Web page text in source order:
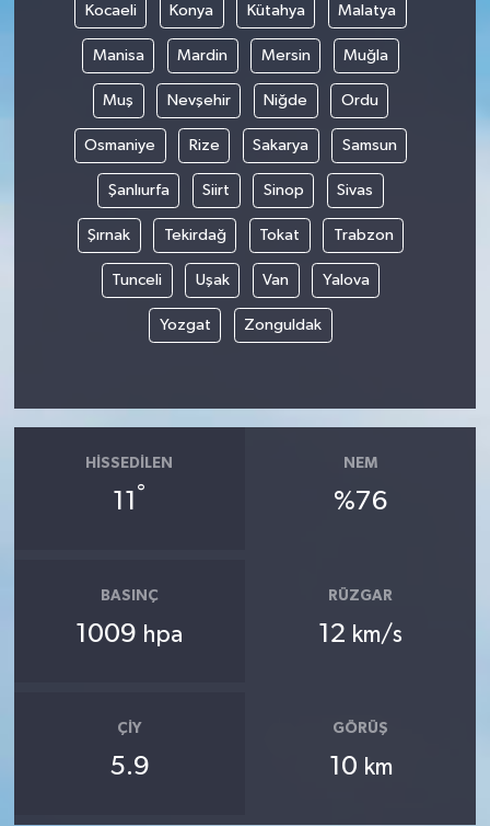
Kocaeli Konya Kütahya Malatya
Manisa Mardin Mersin Muğla
Muş Nevşehir Niğde Ordu
Osmaniye Rize Sakarya Samsun
Şanlıurfa Siirt Sinop Sivas
Şırnak Tekirdağ Tokat Trabzon
Tunceli Uşak Van Yalova
Yozgat Zonguldak
HISSEDILEN
11 °
NEM
%76
BASINÇ
1009 hpa
RÜZGAR
12 km/s
ÇIY
5.9
GÖRÜŞ
10 km